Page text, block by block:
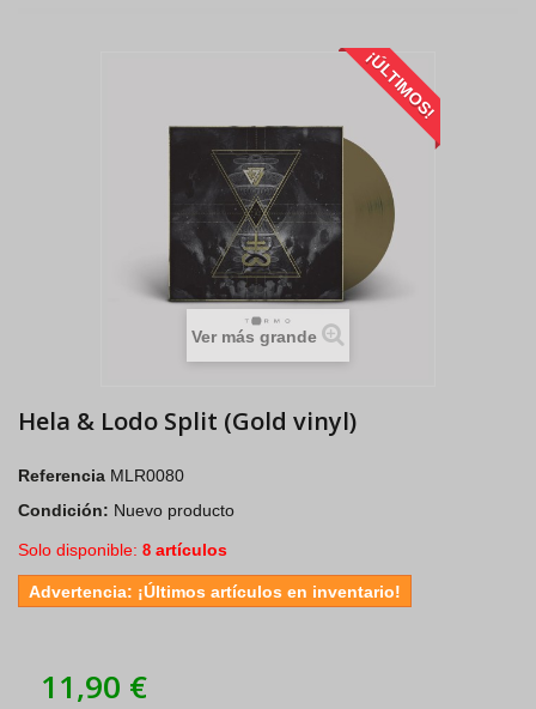
¡ÚLTIMOS!
Ver más grande
Hela & Lodo Split (Gold vinyl)
Referencia MLR0080
Condición: Nuevo producto
Solo disponible: 8 artículos
Advertencia: ¡Últimos artículos en inventario!
11,90 €